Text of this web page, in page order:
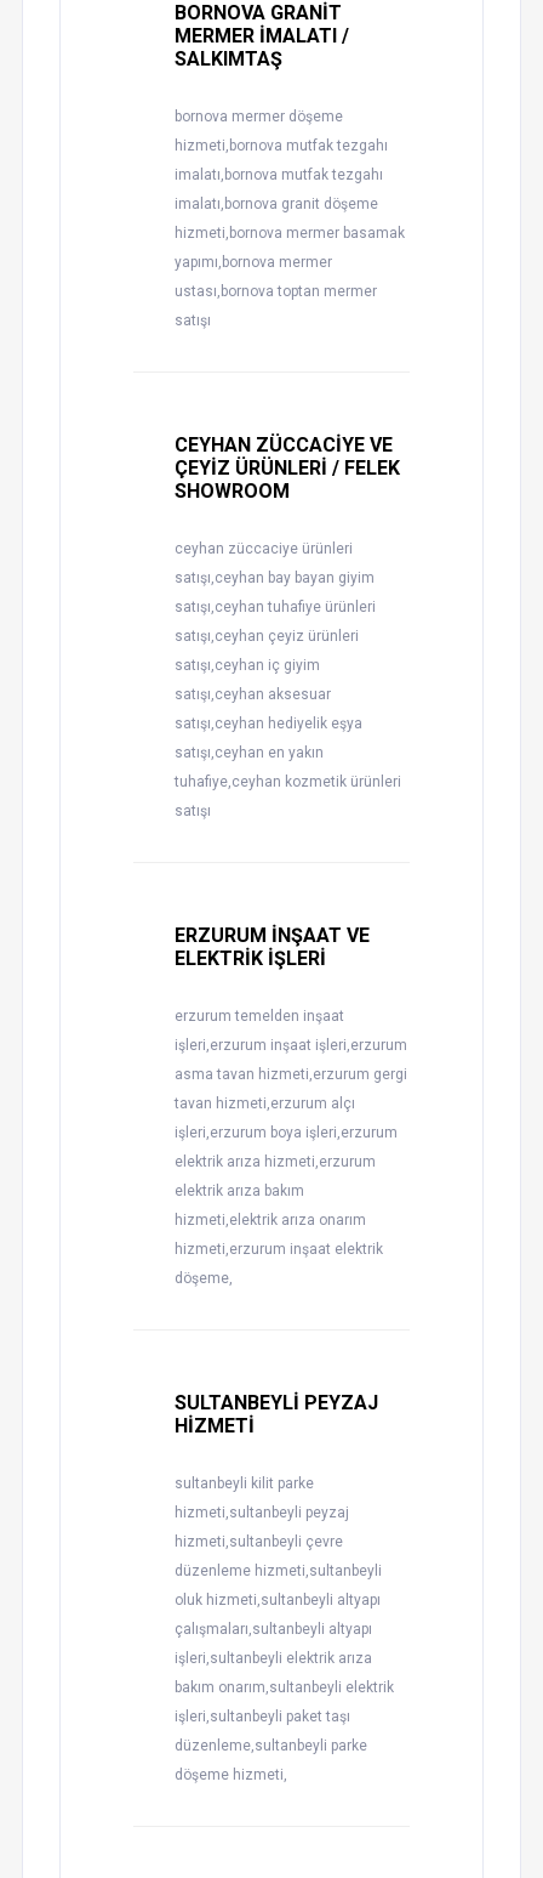
BORNOVA GRANİT
MERMER İMALATI /
SALKIMTAŞ
bornova mermer döşeme
hizmeti,bornova mutfak tezgahı
imalatı,bornova mutfak tezgahı
imalatı,bornova granit döşeme
hizmeti,bornova mermer basamak
yapımı,bornova mermer
ustası,bornova toptan mermer
satışı
CEYHAN ZÜCCACİYE VE
ÇEYİZ ÜRÜNLERİ / FELEK
SHOWROOM
ceyhan züccaciye ürünleri
satışı,ceyhan bay bayan giyim
satışı,ceyhan tuhafiye ürünleri
satışı,ceyhan çeyiz ürünleri
satışı,ceyhan iç giyim
satışı,ceyhan aksesuar
satışı,ceyhan hediyelik eşya
satışı,ceyhan en yakın
tuhafiye,ceyhan kozmetik ürünleri
satışı
ERZURUM İNŞAAT VE
ELEKTRİK İŞLERİ
erzurum temelden inşaat
işleri,erzurum inşaat işleri,erzurum
asma tavan hizmeti,erzurum gergi
tavan hizmeti,erzurum alçı
işleri,erzurum boya işleri,erzurum
elektrik arıza hizmeti,erzurum
elektrik arıza bakım
hizmeti,elektrik arıza onarım
hizmeti,erzurum inşaat elektrik
döşeme,
SULTANBEYLİ PEYZAJ
HİZMETİ
sultanbeyli kilit parke
hizmeti,sultanbeyli peyzaj
hizmeti,sultanbeyli çevre
düzenleme hizmeti,sultanbeyli
oluk hizmeti,sultanbeyli altyapı
çalışmaları,sultanbeyli altyapı
işleri,sultanbeyli elektrik arıza
bakım onarım,sultanbeyli elektrik
işleri,sultanbeyli paket taşı
düzenleme,sultanbeyli parke
döşeme hizmeti,